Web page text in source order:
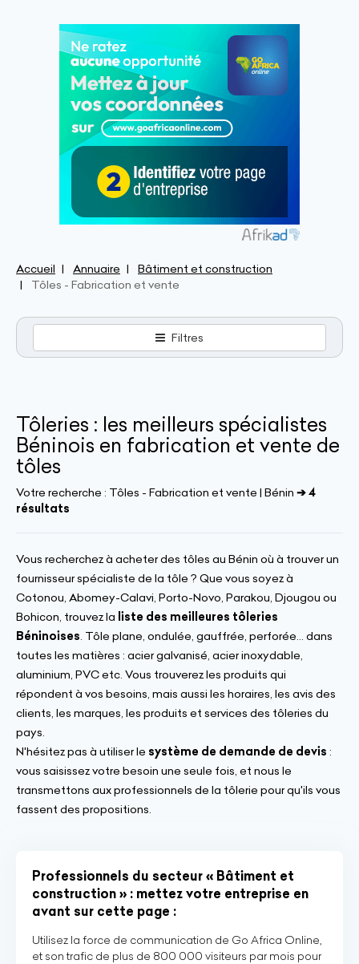
Accueil Annuaire
Bâtiment et construction
Tôles - Fabrication et vente
Filtres
Tôleries : les meilleurs spécialistes
Béninois en fabrication et vente de
tôles
Votre recherche : Tôles - Fabrication et vente | Bénin ➔ 4
résultats
Vous recherchez à acheter des tôles au Bénin où à trouver un
fournisseur spécialiste de la tôle ? Que vous soyez à
Cotonou, Abomey-Calavi, Porto-Novo, Parakou, Djougou ou
Bohicon, trouvez la liste des meilleures tôleries
Béninoises. Tôle plane, ondulée, gauffrée, perforée... dans
toutes les matières : acier galvanisé, acier inoxydable,
aluminium, PVC etc. Vous trouverez les produits qui
répondent à vos besoins, mais aussi les horaires, les avis des
clients, les marques, les produits et services des tôleries du
pays.
N'hésitez pas à utiliser le système de demande de devis :
vous saisissez votre besoin une seule fois, et nous le
transmettons aux professionnels de la tôlerie pour qu'ils vous
fassent des propositions.
Professionnels du secteur « Bâtiment et
construction » : mettez votre entreprise en
avant sur cette page :
Utilisez la force de communication de Go Africa Online,
et son trafic de plus de 800 000 visiteurs par mois pour